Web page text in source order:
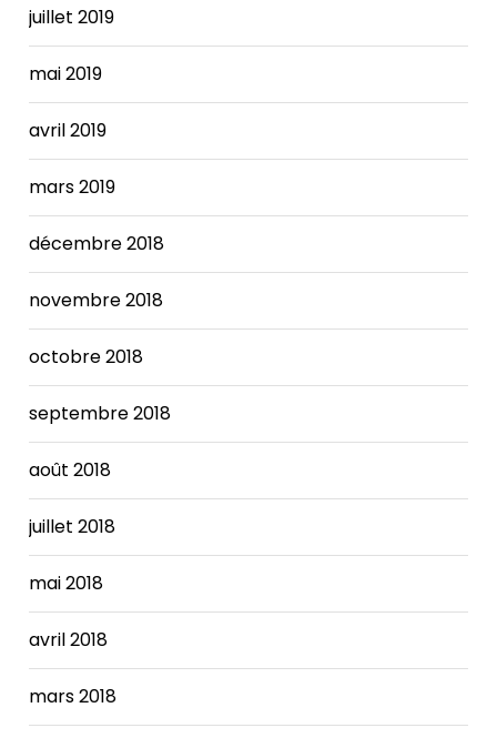
juillet 2019
mai 2019
avril 2019
mars 2019
décembre 2018
novembre 2018
octobre 2018
septembre 2018
août 2018
juillet 2018
mai 2018
avril 2018
mars 2018
required
combination
reductions,
employee
furloughs,
City's
fund,
The
Nike
SB x
FRAME
increases.